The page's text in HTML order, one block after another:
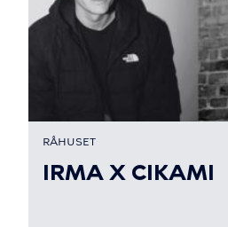
RÅHUSET
IRMA X CIKAMI